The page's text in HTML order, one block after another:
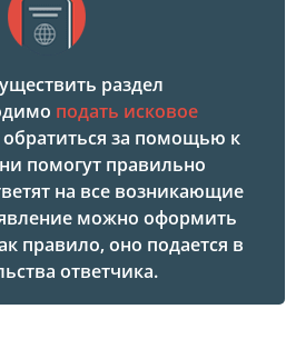
раздел
подать исковое
за помощью к
помогут правильно
на все возникающие
можно оформить
правило, оно подается в
ответчика.